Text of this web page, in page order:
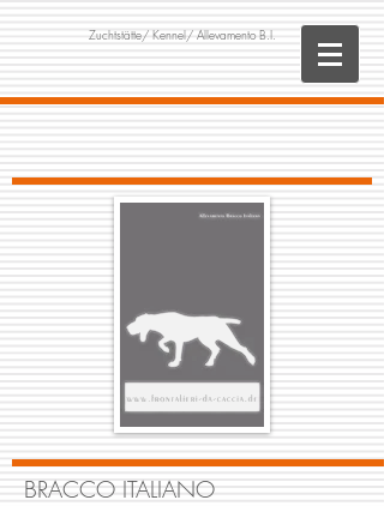
Zuchtstätte/ Kennel/ Allevamento B.I.
BRACCO ITALIANO